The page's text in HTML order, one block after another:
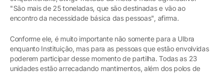
"São mais de 25 toneladas, que são destinadas e vão ao
encontro da necessidade básica das pessoas", afirma.
Conforme ele, é muito importante não somente para a Ulbra
enquanto Instituição, mas para as pessoas que estão envolvidas
poderem participar desse momento de partilha. Todas as 23
unidades estão arrecadando mantimentos, além dos polos de